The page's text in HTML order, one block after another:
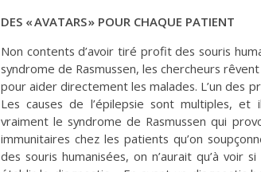
DES « AVATARS » POUR CHAQUE PATIENT
Non contents d’avoir tiré profit des souris
syndrome de Rasmussen, les chercheurs
pour aider directement les malades. L’un des
Les causes de l’épilepsie sont multiples,
vraiment le syndrome de Rasmussen qui
immunitaires chez les patients qu’on
des souris humanisées, on n’aurait qu’à voir